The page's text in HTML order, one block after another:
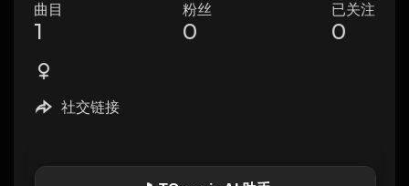
曲目
1
粉丝
0
已关注
0
社交链接